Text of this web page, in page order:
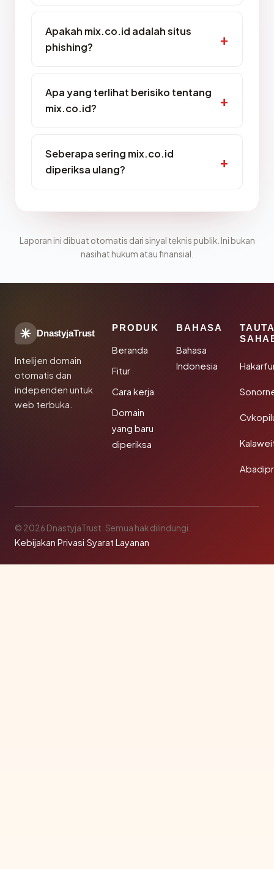
Apakah mix.co.id adalah situs
phishing?
Apa yang terlihat berisiko tentang
mix.co.id?
Seberapa sering mix.co.id
diperiksa ulang?
Laporan ini dibuat otomatis dari sinyal teknis publik. Ini bukan
nasihat hukum atau finansial.
DnastyjaTrust
Intelijen domain
otomatis dan
independen untuk
web terbuka.
PRODUK
Beranda
Fitur
Cara kerja
Domain
yang baru
diperiksa
BAHASA
Bahasa
Indonesia
© 2026 DnastyjaTrust. Semua hak dilindungi.
Kebijakan Privasi·Syarat Layanan